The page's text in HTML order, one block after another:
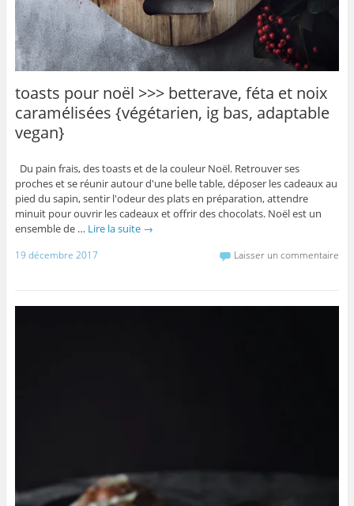
toasts pour noël >>> betterave, féta et noix
caramélisées {végétarien, ig bas, adaptable
vegan}
Du pain frais, des toasts et de la couleur Noël. Retrouver ses
proches et se réunir autour d'une belle table, déposer les cadeaux au
pied du sapin, sentir l'odeur des plats en préparation, attendre
minuit pour ouvrir les cadeaux et offrir des chocolats. Noël est un
ensemble de … Lire la suite →
19 décembre 2017 Laisser un commentaire